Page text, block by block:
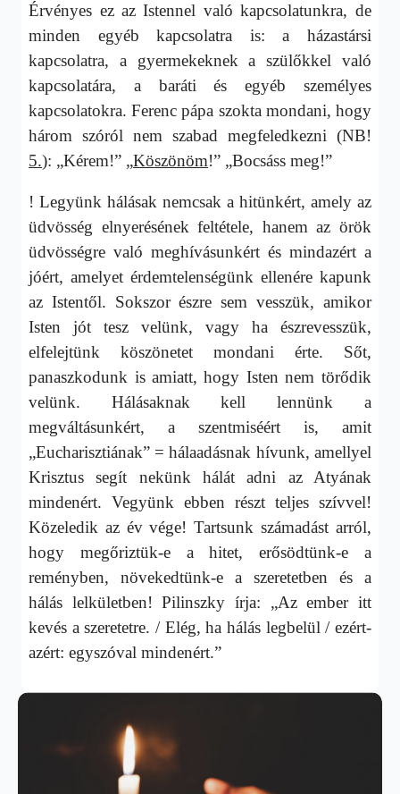
Érvényes ez az Istennel való kapcsolatunkra, de
minden egyéb kapcsolatra is: a házastársi
kapcsolatra, a gyermekeknek a szülőkkel való
kapcsolatára, a baráti és egyéb személyes
kapcsolatokra. Ferenc pápa szokta mondani, hogy
három szóról nem szabad megfeledkezni (NB!
5.): „Kérem!” „Köszönöm!” „Bocsáss meg!”
! Legyünk hálásak nemcsak a hitünkért, amely az
üdvösség elnyerésének feltétele, hanem az örök
üdvösségre való meghívásunkért és mindazért a
jóért, amelyet érdemtelenségünk ellenére kapunk
az Istentől. Sokszor észre sem vesszük, amikor
Isten jót tesz velünk, vagy ha észrevesszük,
elfelejtünk köszönetet mondani érte. Sőt,
panaszkodunk is amiatt, hogy Isten nem törődik
velünk. Hálásaknak kell lennünk a
megváltásunkért, a szentmiséért is, amit
„Eucharisztiának” = hálaadásnak hívunk, amellyel
Krisztus segít nekünk hálát adni az Atyának
mindenért. Vegyünk ebben részt teljes szívvel!
Közeledik az év vége! Tartsunk számadást arról,
hogy megőriztük-e a hitet, erősödtünk-e a
reményben, növekedtünk-e a szeretetben és a
hálás lelkületben! Pilinszky írja: „Az ember itt
kevés a szeretetre. / Elég, ha hálás legbelül / ezért-
azért: egyszóval mindenért.”